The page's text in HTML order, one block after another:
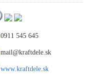
0911 545 645
mail@kraftdele.sk
www.kraftdele.sk